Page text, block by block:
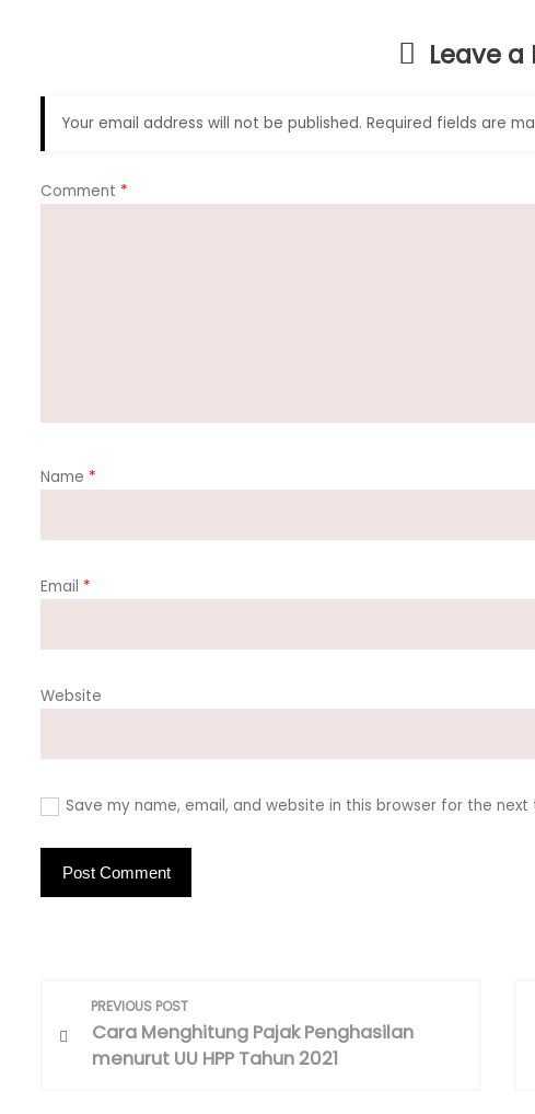
Leave a
Your email address will not be published. Required fields are
Comment *
Name *
Email *
Website
Save my name, email, and website in this browser for the next
PREVIOUS POST
Cara Menghitung Pajak Penghasilan
menurut UU HPP Tahun 2021